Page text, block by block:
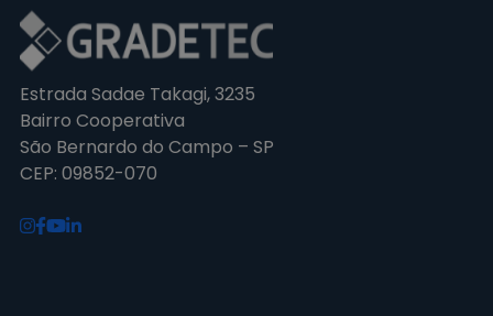
Estrada Sadae Takagi, 3235
Bairro Cooperativa
São Bernardo do Campo – SP
CEP: 09852-070